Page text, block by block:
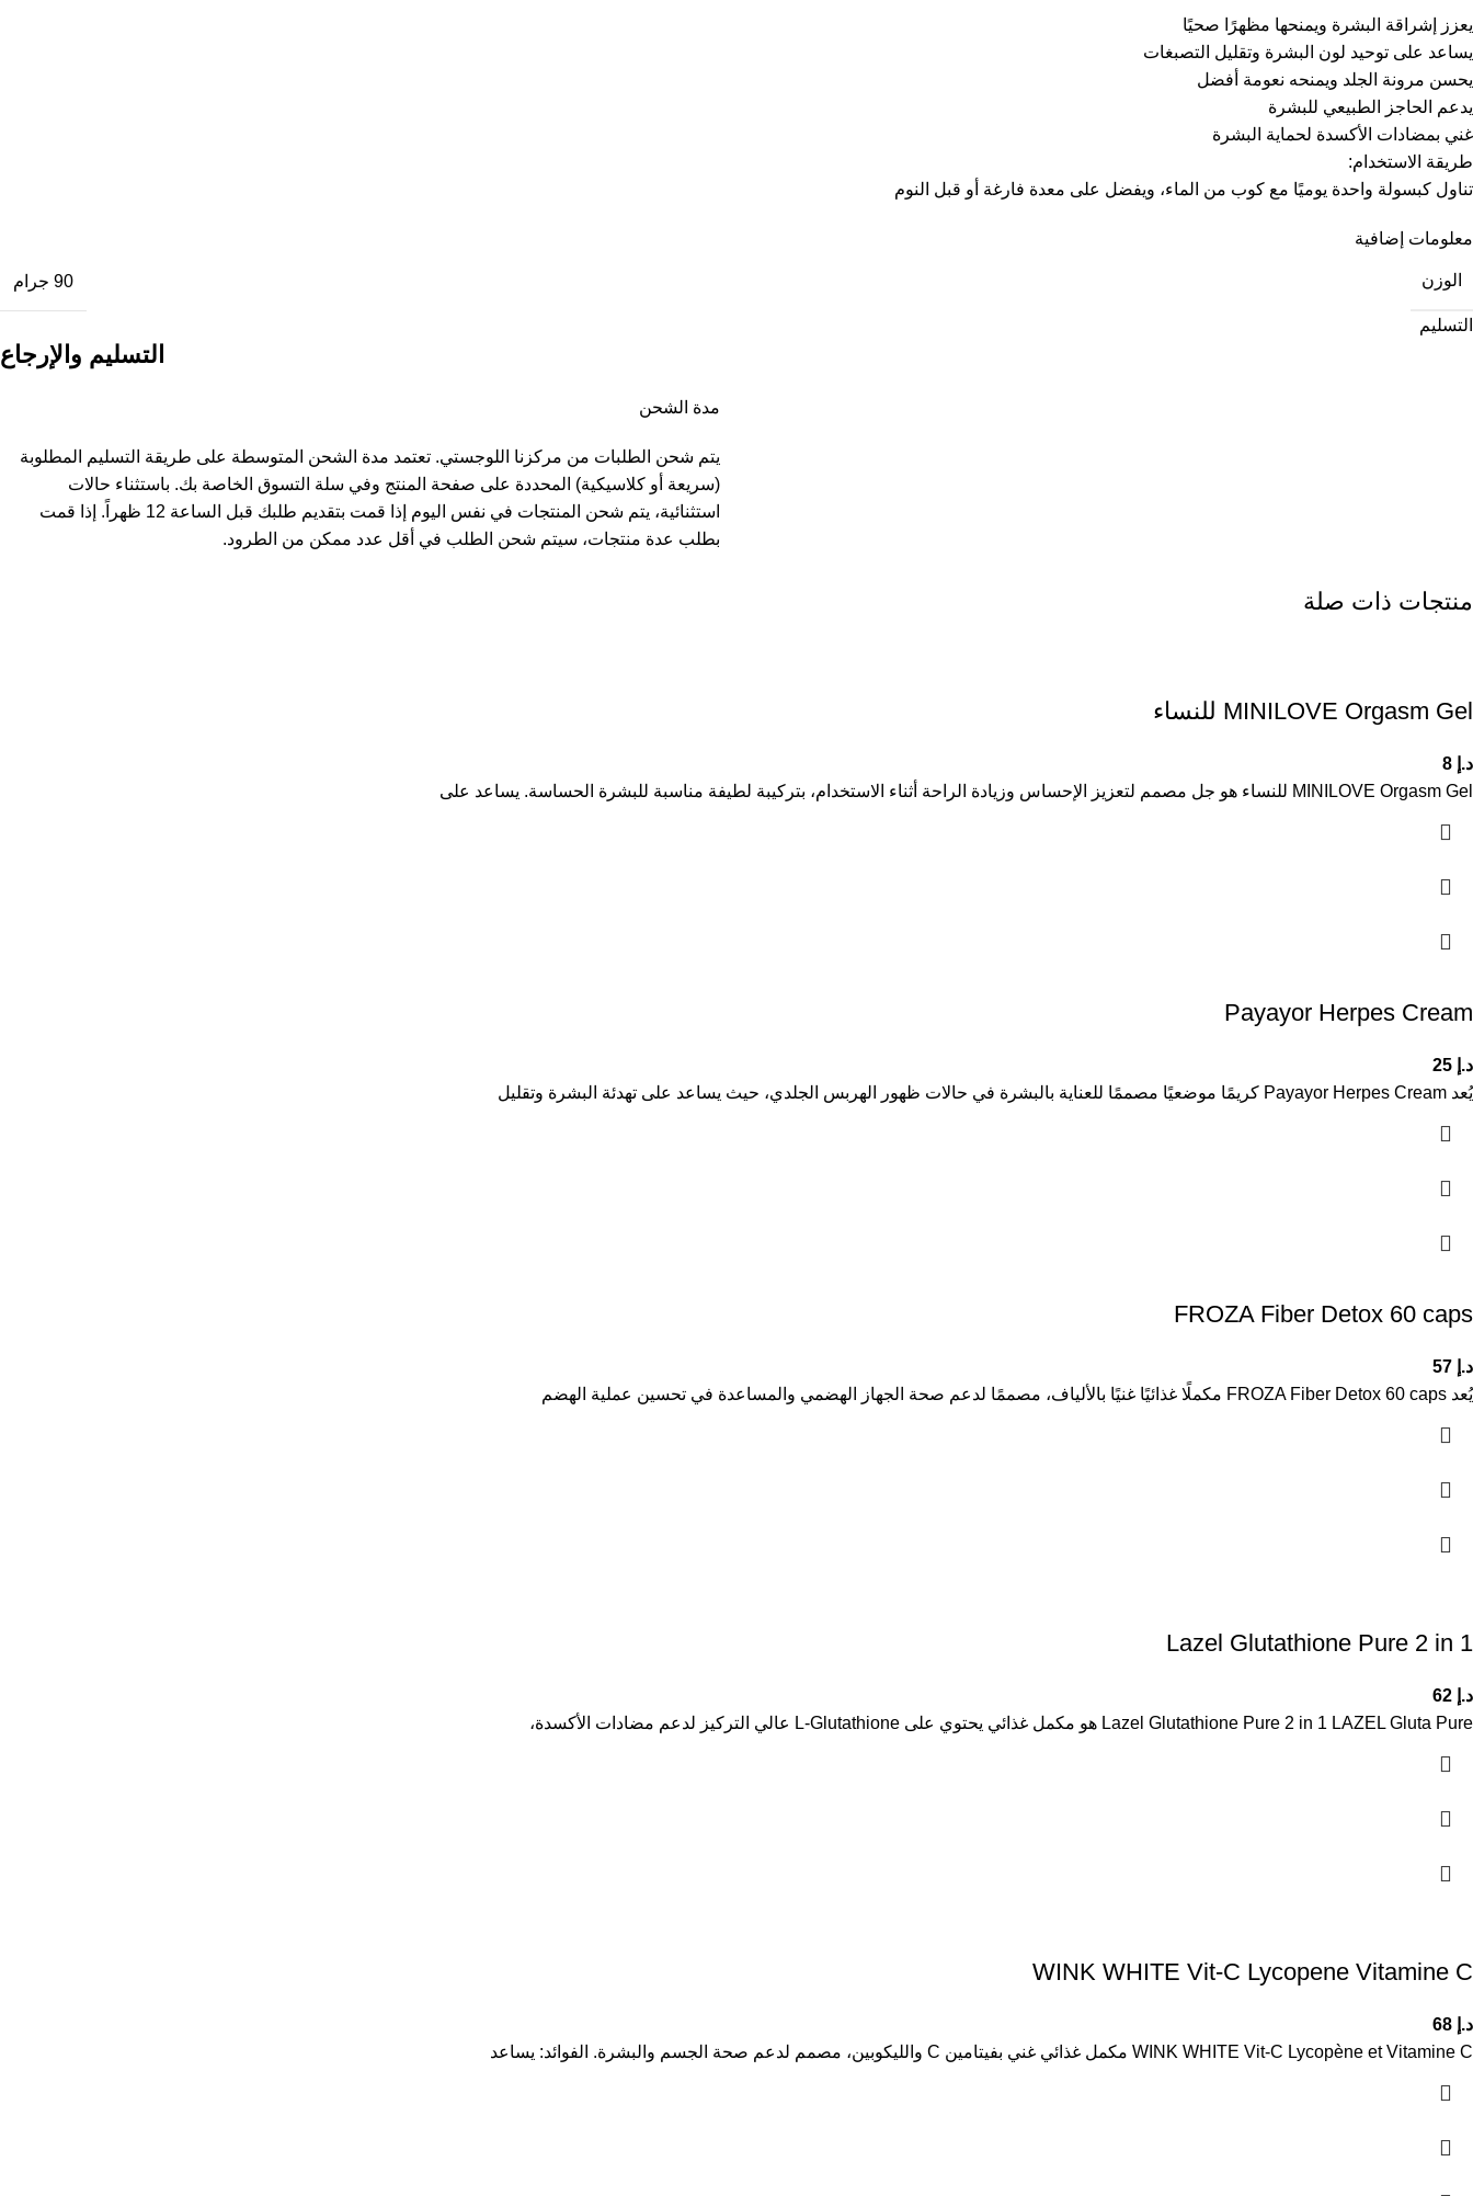
يعزز إشراقة البشرة ويمنحها مظهرًا صحيًا
يساعد على توحيد لون البشرة وتقليل التصبغات
يحسن مرونة الجلد ويمنحه نعومة أفضل
يدعم الحاجز الطبيعي للبشرة
غني بمضادات الأكسدة لحماية البشرة
طريقة الاستخدام:
تناول كبسولة واحدة يوميًا مع كوب من الماء، ويفضل على معدة فارغة أو قبل النوم
معلومات إضافية
الوزن 90 جرام
التسليم
التسليم والإرجاع
مدة الشحن
يتم شحن الطلبات من مركزنا اللوجستي. تعتمد مدة الشحن المتوسطة على طريقة التسليم المطلوبة
(سريعة أو كلاسيكية) المحددة على صفحة المنتج وفي سلة التسوق الخاصة بك. باستثناء حالات
استثنائية، يتم شحن المنتجات في نفس اليوم إذا قمت بتقديم طلبك قبل الساعة 12 ظهراً. إذا قمت
بطلب عدة منتجات، سيتم شحن الطلب في أقل عدد ممكن من الطرود.
منتجات ذات صلة
MINILOVE Orgasm Gel للنساء
د.إ
MINILOVE Orgasm Gel للنساء هو جل مصمم لتعزيز الإحساس وزيادة الراحة أثناء الاستخدام، بتركيبة لطيفة مناسبة للبشرة الحساسة. يساعد على
Payayor Herpes Cream
د.إ
يُعد Payayor Herpes Cream كريمًا موضعيًا مصممًا للعناية بالبشرة في حالات ظهور الهربس الجلدي، حيث يساعد على تهدئة البشرة وتقليل
FROZA Fiber Detox 60 caps
د.إ
يُعد FROZA Fiber Detox 60 caps مكملًا غذائيًا غنيًا بالألياف، مصممًا لدعم صحة الجهاز الهضمي والمساعدة في تحسين عملية الهضم
Lazel Glutathione Pure 2 in 1
د.إ
Lazel Glutathione Pure 2 in 1 LAZEL Gluta Pure هو مكمل غذائي يحتوي على L-Glutathione عالي التركيز لدعم مضادات الأكسدة،
WINK WHITE Vit-C Lycopene Vitamine C
د.إ
WINK WHITE Vit-C Lycopène et Vitamine C مكمل غذائي غني بفيتامين C والليكوبين، مصمم لدعم صحة الجسم والبشرة. الفوائد: يساعد